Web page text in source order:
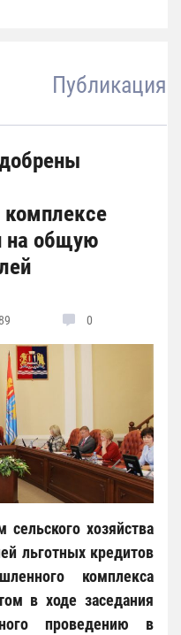
Публикация
на общую
0
хозяйства
льготных кредитов
комплекса
в ходе заседания
проведению в